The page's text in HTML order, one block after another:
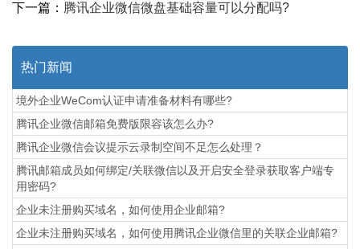
下一篇： 腾讯企业微信微盘基础容量可以分配吗?
热门新闻
境外企业WeCom认证申请准备材料有哪些?
腾讯企业微信邮箱免费版限容该怎么办?
腾讯企业微信会议提示云录制空间不足怎么处理？
腾讯邮箱成员如何绑定/关联微信以及开启安全登录获取客户端专
用密码?
企业未注册购买域名，如何使用企业邮箱?
企业未注册购买域名，如何使用腾讯企业微信里的关联企业邮箱?